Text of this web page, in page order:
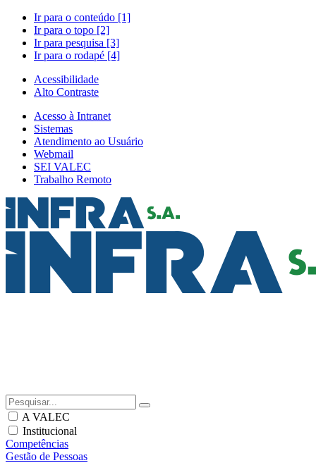
Ir para o conteúdo [1]
Ir para o topo [2]
Ir para pesquisa [3]
Ir para o rodapé [4]
Acessibilidade
Alto Contraste
Acesso à Intranet
Sistemas
Atendimento ao Usuário
Webmail
SEI VALEC
Trabalho Remoto
A VALEC
Institucional
Competências
Gestão de Pessoas